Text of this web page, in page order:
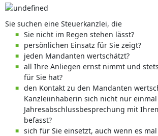
Sie suchen eine Steuerkanzlei, die
Sie nicht im Regen stehen lässt?
persönlichen Einsatz für Sie zeigt?
jeden Mandanten wertschätzt?
all Ihre Anliegen ernst nimmt und
für Sie hat?
den Kontakt zu den Mandanten
Kanzleiinhaberin sich nicht nur
Jahresabschlussbesprechung mit
befasst?
sich für Sie einsetzt, auch wenn es